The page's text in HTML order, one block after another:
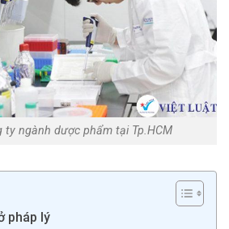
ty ngành dược phẩm tại Tp.HCM
pháp lý